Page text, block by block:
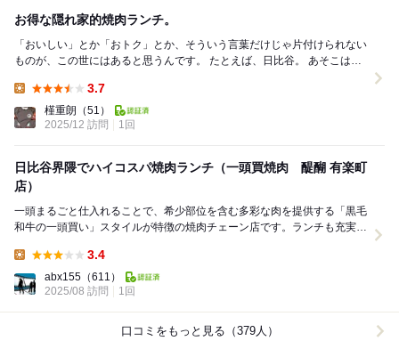
お得な隠れ家的焼肉ランチ。
「おいしい」とか「おトク」とか、そういう言葉だけじゃ片付けられない
ものが、この世にはあると思うんです。 たとえば、日比谷。 あそこはオ
3.7
槿重朗 （51）
2025/12 訪問
1回
日比谷界隈でハイコスパ焼肉ランチ（一頭買焼肉 醍醐 有楽町
店）
一頭まるごと仕入れることで、希少部位を含む多彩な肉を提供する「黒毛
和牛の一頭買い」スタイルが特徴の焼肉チェーン店です。ランチも充実し
3.4
abx155 （611）
2025/08 訪問
1回
口コミをもっと見る（379人）